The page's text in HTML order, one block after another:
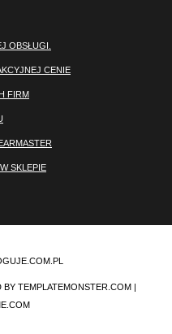
OBSŁUGI.
CENIE
FIRM
SKLEPIE
BY TEMPLATEMONSTER.COM |